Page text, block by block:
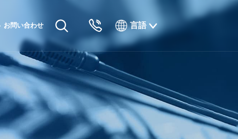
お問い合わせ 言語
Русский
Français
Español